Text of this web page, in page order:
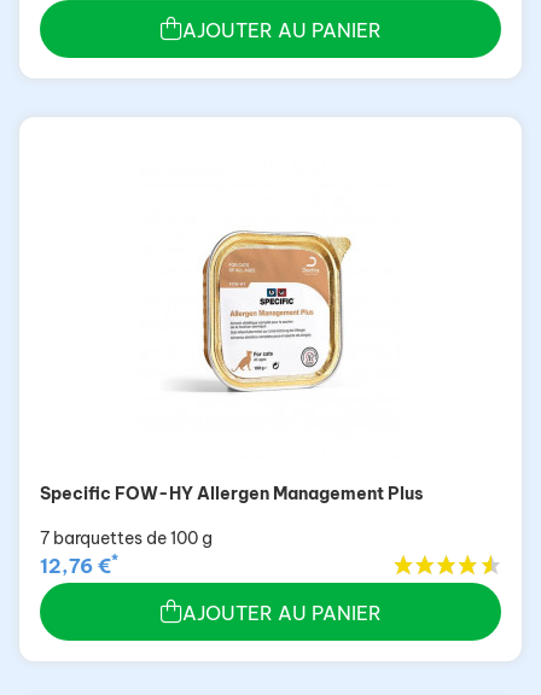
AJOUTER AU PANIER
Specific FOW-HY Allergen Management Plus
7 barquettes de 100 g
12,76 €*
AJOUTER AU PANIER